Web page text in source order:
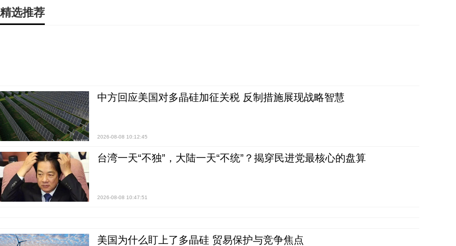
精选推荐
中方回应美国对多晶硅加征关税 反制措施展现战略智慧
2026-08-08 10:12:45
台湾一天“不独”，大陆一天“不统”？揭穿民进党最核心的盘算
2026-08-08 10:47:51
美国为什么盯上了多晶硅 贸易保护与竞争焦点